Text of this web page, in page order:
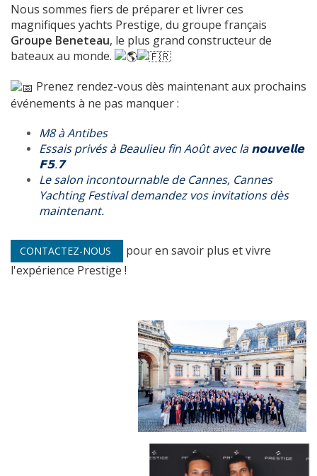
Nous sommes fiers de préparer et livrer ces
magnifiques yachts Prestige, du groupe français
Groupe Beneteau, le plus grand constructeur de
bateaux au monde.
Prenez rendez-vous dès maintenant aux prochains
événements à ne pas manquer :
M8 à Antibes
Essais privés à Beaulieu fin Août avec la 𝗻𝗼𝘂𝘃𝗲𝗹𝗹𝗲
𝗙𝟱.𝟳
Le salon incontournable de Cannes, Cannes
Yachting Festival demandez vos invitations dès
maintenant.
CONTACTEZ-NOUS
pour en savoir plus et vivre
l'expérience Prestige !